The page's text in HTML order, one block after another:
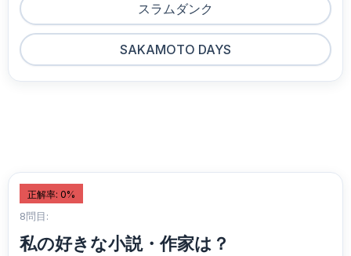
スラムダンク
SAKAMOTO DAYS
正解率: 0%
8問目:
私の好きな小説・作家は？